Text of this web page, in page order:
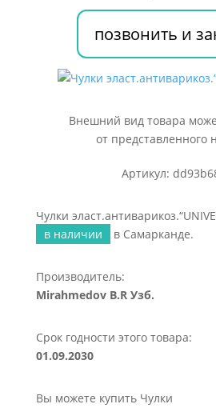
позвонить и
Внешний вид товара
от представленного
Артикул:
Чулки
в наличии
в Самарканде.
Производитель:
Mirahmedov B.R Узб.
Срок годности этого товара:
01.09.2030
Вы можете купить Чулки